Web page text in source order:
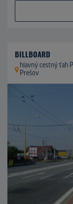
BILLBOARD
hlavný cestný ťah
Prešov